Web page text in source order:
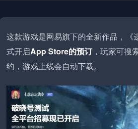
这款游戏是网易旗下的全新作品，《
式开启App Store的预订，玩家可搜
约，游戏上线会自动下载。